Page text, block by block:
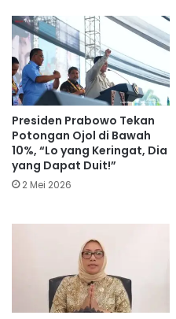
Presiden Prabowo Tekan
Potongan Ojol di Bawah
10%, “Lo yang Keringat, Dia
yang Dapat Duit!”
2 Mei 2026